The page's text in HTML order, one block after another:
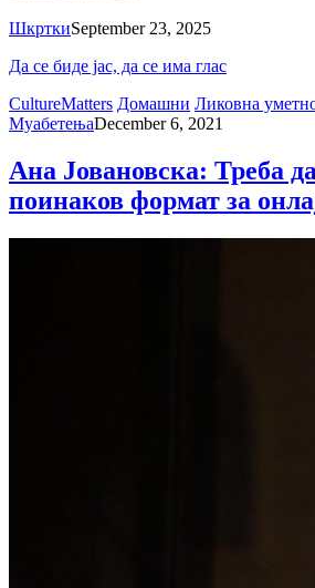
ШкрткиSeptember 23, 2025
Да се биде јас, да се има глас
CultureMatters Домашни Ликовна
МуабетењаDecember 6, 2021
Ана Јовановска: Треба
поинаков формат за